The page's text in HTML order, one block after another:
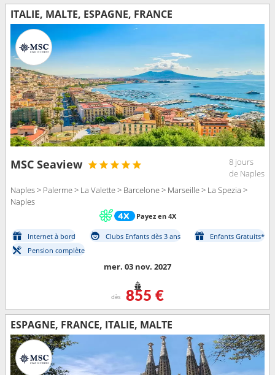
ITALIE, MALTE, ESPAGNE, FRANCE
MSC Seaview
8 jours
de Naples
Naples > Palerme > La Valette > Barcelone > Marseille > La Spezia >
Naples
Payez en 4X
Internet à bord Clubs Enfants dès 3 ans
Enfants Gratuits*
Pension complète
mer. 03 nov. 2027
dès 855 €
ESPAGNE, FRANCE, ITALIE, MALTE